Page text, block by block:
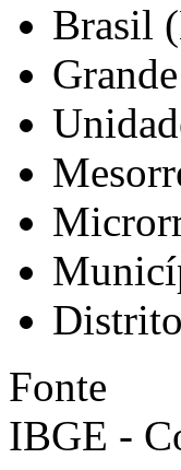
Brasil
Fonte
IBGE -